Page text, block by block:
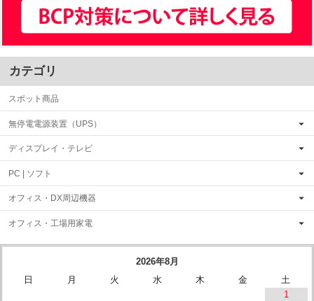
カテゴリ
スポット商品
無停電電源装置（UPS）
ディスプレイ・テレビ
PC | ソフト
オフィス・DX周辺機器
オフィス・工場用家電
2026年8月
日
月 火 水 木 金
土
1